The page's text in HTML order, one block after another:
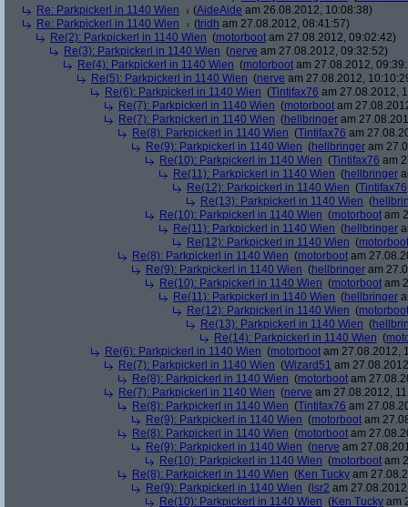
Re: Parkpickerl in 1140 Wien
(AideAide am 26.08.2012, 10:08:38)
Re: Parkpickerl in 1140 Wien
(tridh am 27.08.2012, 08:41:57)
Re(2): Parkpickerl in 1140 Wien (motorboot am 27.08.2012, 09:02:42)
Re(3): Parkpickerl in 1140 Wien (nerve am 27.08.2012, 09:32:52)
Re(4): Parkpickerl in 1140 Wien (motorboot am 27.08.2012,
Re(5): Parkpickerl in 1140 Wien (nerve am 27.08.2012,
Re(6): Parkpickerl in 1140 Wien (Tintifax76 am 27.08.2012,
Re(7): Parkpickerl in 1140 Wien (motorboot am
Re(7): Parkpickerl in 1140 Wien (hellbringer am
Re(8): Parkpickerl in 1140 Wien (Tintifax76 am
Re(9): Parkpickerl in 1140 Wien (hellbringer am
Re(10): Parkpickerl in 1140 Wien (Tintifax76 am
Re(11): Parkpickerl in 1140 Wien (hellbringer
Re(12): Parkpickerl in 1140 Wien (Tintifax76
Re(13): Parkpickerl in 1140 Wien (
Re(10): Parkpickerl in 1140 Wien (motorboot am
Re(11): Parkpickerl in 1140 Wien (hellbringer
Re(12): Parkpickerl in 1140 Wien (motorboot
Re(8): Parkpickerl in 1140 Wien (motorboot am
Re(9): Parkpickerl in 1140 Wien (hellbringer am
Re(10): Parkpickerl in 1140 Wien (motorboot am
Re(11): Parkpickerl in 1140 Wien (hellbringer
Re(12): Parkpickerl in 1140 Wien (motorboot
Re(13): Parkpickerl in 1140 Wien (
Re(14): Parkpickerl in 1140 Wien (
Re(6): Parkpickerl in 1140 Wien (motorboot am 27.08.2012,
Re(7): Parkpickerl in 1140 Wien (Wizard51 am
Re(8): Parkpickerl in 1140 Wien (motorboot am
Re(7): Parkpickerl in 1140 Wien (nerve am 27.08.2012,
Re(8): Parkpickerl in 1140 Wien (Tintifax76 am
Re(9): Parkpickerl in 1140 Wien (motorboot am
Re(8): Parkpickerl in 1140 Wien (motorboot am
Re(9): Parkpickerl in 1140 Wien (nerve am
Re(10): Parkpickerl in 1140 Wien (motorboot am
Re(8): Parkpickerl in 1140 Wien (Ken Tucky am
Re(9): Parkpickerl in 1140 Wien ( lsr2 am
Re(10): Parkpickerl in 1140 Wien (Ken Tucky am